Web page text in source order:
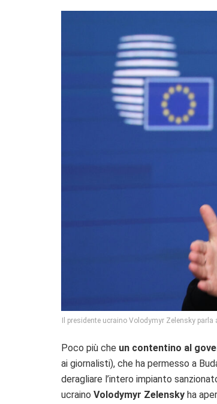
Il presidente ucraino Volodymyr Zelensky
Poco più che un contentino al
ai giornalisti), che ha permesso a
deragliare l’intero impianto
ucraino Volodymyr Zelensky ha